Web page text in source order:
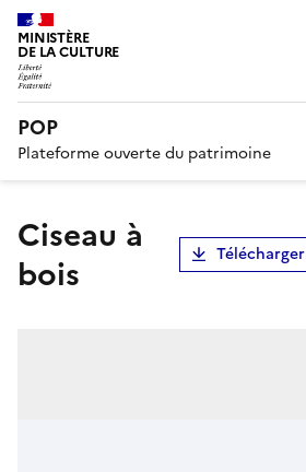
MINISTÈRE
DE LA CULTURE
POP
Plateforme ouverte du patrimoine
ciseau à
bois
Télécharger